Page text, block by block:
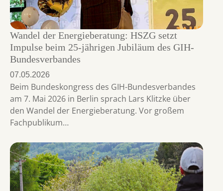
Wandel der Energieberatung: HSZG setzt
Impulse beim 25-jährigen Jubiläum des GIH-
Bundesverbandes
07.05.2026
Beim Bundeskongress des GIH-Bundesverbandes
am 7. Mai 2026 in Berlin sprach Lars Klitzke über
den Wandel der Energieberatung. Vor großem
Fachpublikum…